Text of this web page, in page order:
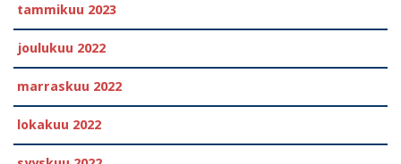
tammikuu 2023
joulukuu 2022
marraskuu 2022
lokakuu 2022